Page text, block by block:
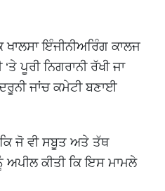
ਇੰਜੀਨੀਅਰਿੰਗ ਕਾਲਜ
ਪੂਰੀ ਨਿਗਰਾਨੀ ਰੱਖੀ ਜਾ
ਜਾਂਚ ਕਮੇਟੀ ਬਣਾਈ
ਕਿ ਜੋ ਵੀ ਸਬੂਤ ਅਤੇ ਤੱਥ
ਕੀਤੀ ਕਿ ਇਸ ਮਾਮਲੇ